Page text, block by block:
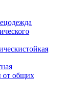
от общих